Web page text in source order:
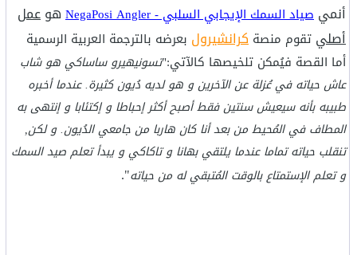
أنمي صياد السمك الإيجابي السلبي - NegaPosi Angler هوعمل
أصلي تقوم منصة كرانشيرول بعرضه بالترجمة العربية الرسمية
أما القصة فيُمكن تلخيصها كالآتي:"تسونيهيرو ساساكي هو شاب
عاش حياته في عُزلة عن الآخرين و هو لديه دُيون كثيرة. عندما أخبره
طبيبه بأنه سيعيش سنتين فقط أصبح أكثر إحباطا و إكتئابا و إنتهى به
المطاف في المُحيط من بعد أنا كان هاربا من جامعي الدُيون. و لكن,
تنقلب حياته تماما عندما يلتقي بهانا و تاكاكي و يبدأ تعلم صيد السمك
و تعلم الإستمتاع بالوقت المُتبقي له من حياته".